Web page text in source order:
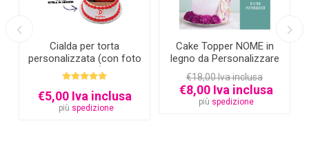
Cialda per torta
personalizzata (con foto
e testo)
€5,00 Iva inclusa
più spedizione
Cake Topper NOME in
legno da Personalizzare
€18,00 Iva inclusa
€8,00 Iva inclusa
più spedizione